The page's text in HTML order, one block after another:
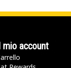
mio account